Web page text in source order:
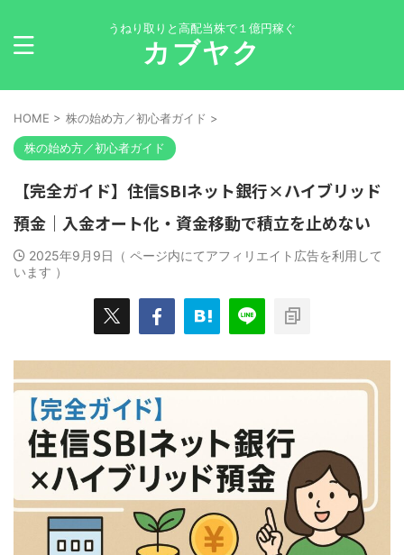
うねり取りと高配当株で１億円稼ぐ
カブヤク
HOME > 株の始め方／初心者ガイド >
株の始め方／初心者ガイド
【完全ガイド】住信SBIネット銀行×ハイブリッド
預金｜入金オート化・資金移動で積立を止めない
2025年9月9日